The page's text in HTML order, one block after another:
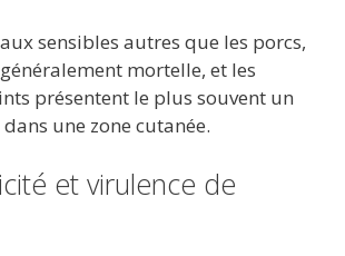
sensibles autres que les porcs,
mortelle, et les
présentent le plus souvent un
une zone cutanée.
et virulence de